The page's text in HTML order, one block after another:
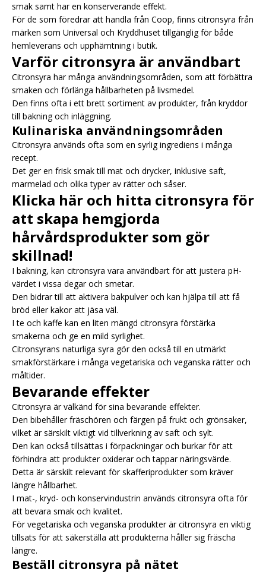
smak samt har en konserverande effekt.
För de som föredrar att handla från Coop, finns citronsyra från
märken som Universal och Kryddhusettillgänglig för både
hemleverans och upphämtning i butik.
Varför citronsyra är användbart
Citronsyra har många användningsområden, som att förbättra
smaken och förlänga hållbarheten på livsmedel.
Den finns ofta i ett brett sortiment av produkter, från kryddor
till bakning och inläggning.
Kulinariska användningsområden
Citronsyra används ofta som en syrlig ingrediens i många
recept.
Det ger en frisk smak till mat och drycker, inklusive saft,
marmelad och olika typer av rätter och såser.
Klicka här och hitta citronsyra för
att skapa hemgjorda
hårvårdsprodukter som gör
skillnad!
I bakning, kan citronsyra vara användbart för att justera pH-
värdet i vissa degar och smetar.
Den bidrar till att aktivera bakpulver och kan hjälpa till att få
bröd eller kakor att jäsa väl.
I te och kaffe kan en liten mängd citronsyra förstärka
smakerna och ge en mild syrlighet.
Citronsyrans naturliga syra gör den också till en utmärkt
smakförstärkare i många vegetariska och veganska rätter och
måltider.
Bevarande effekter
Citronsyra är välkänd för sina bevarande effekter.
Den bibehåller fräschören och färgen på frukt och grönsaker,
vilket är särskilt viktigt vid tillverkning av saft och sylt.
Den kan också tillsättas i förpackningar och burkar för att
förhindra att produkter oxiderar och tappar näringsvärde.
Detta är särskilt relevant för skafferiprodukter som kräver
längre hållbarhet.
I mat-, kryd- och konservindustrin används citronsyra ofta för
att bevara smak och kvalitet.
För vegetariska och veganska produkter är citronsyra en viktig
tillsats för att säkerställa att produkterna håller sig fräscha
längre.
Beställ citronsyra på nätet